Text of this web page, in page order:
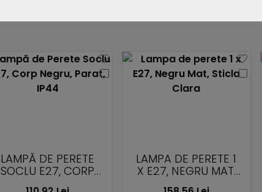
LAMPĂ DE PERETE
SOCLU E27, CORP
NEGRU, PARAT, IP44
LAMPA DE PERETE 1
X E27, NEGRU MAT,
STICLA CLARA